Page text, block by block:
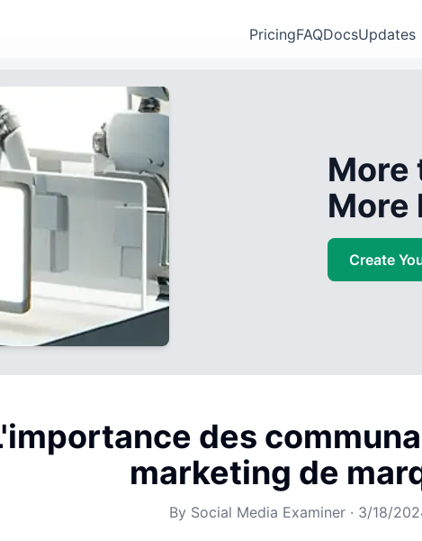
PricingFAQDocsUpdates
More
More
Create
des
marketing de
By Social Media Examiner· 3/18/